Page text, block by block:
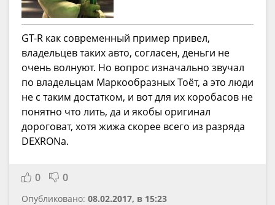
GT-R как современный пример привел,
владельцев таких авто, согласен, деньги не
очень волнуют. Но вопрос изначально звучал
по владельцам Маркообразных Тоёт, а это люди
не с таким достатком, и вот для их коробасов не
понятно что лить, да и якобы оригинал
дороговат, хотя жижа скорее всего из разряда
DEXRONа.
0 0
Опубликовано: 08.02.2017, в 15:23